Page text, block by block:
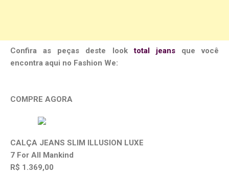
Confira as peças deste looktotal jeansque você
encontra aqui no Fashion We:
COMPRE AGORA
CALÇA JEANS SLIM ILLUSION LUXE
7 For All Mankind
R$ 1.369,00